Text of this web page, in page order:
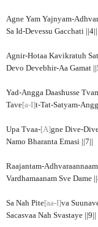
Agne Yam Yajnyam-
Sa Id-Devessu Gacchati ||4||
Agnir-Hotaa Kavikratuh
Devo Devebhir-Aa Gamat
Yad-Angga Daashusse
Tave[a-I]t-Tat-Satyam-
Upa Tvaa-[A]gne Dive-Dive
Namo Bharanta Emasi ||7||
Raajantam-
Vardhamaanam Sve Dame
Sa Nah Pite[aa-I]va
Sacasvaa Nah Svastaye ||9||